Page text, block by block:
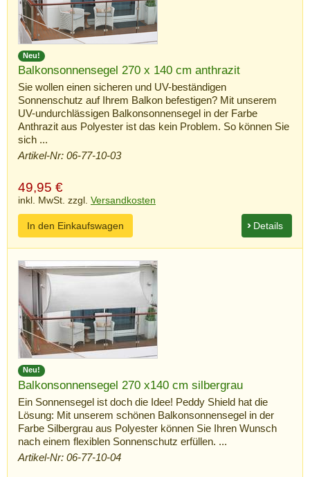
Neu!
Balkonsonnensegel 270 x 140 cm anthrazit
Sie wollen einen sicheren und UV-beständigen
Sonnenschutz auf Ihrem Balkon befestigen? Mit unserem
UV-undurchlässigen Balkonsonnensegel in der Farbe
Anthrazit aus Polyester ist das kein Problem. So können Sie
sich ...
Artikel-Nr: 06-77-10-03
49,95 €
inkl. MwSt. zzgl. Versandkosten
Details
In den Einkaufswagen
Neu!
Balkonsonnensegel 270 x140 cm silbergrau
Ein Sonnensegel ist doch die Idee! Peddy Shield hat die
Lösung: Mit unserem schönen Balkonsonnensegel in der
Farbe Silbergrau aus Polyester können Sie Ihren Wunsch
nach einem flexiblen Sonnenschutz erfüllen. ...
Artikel-Nr: 06-77-10-04